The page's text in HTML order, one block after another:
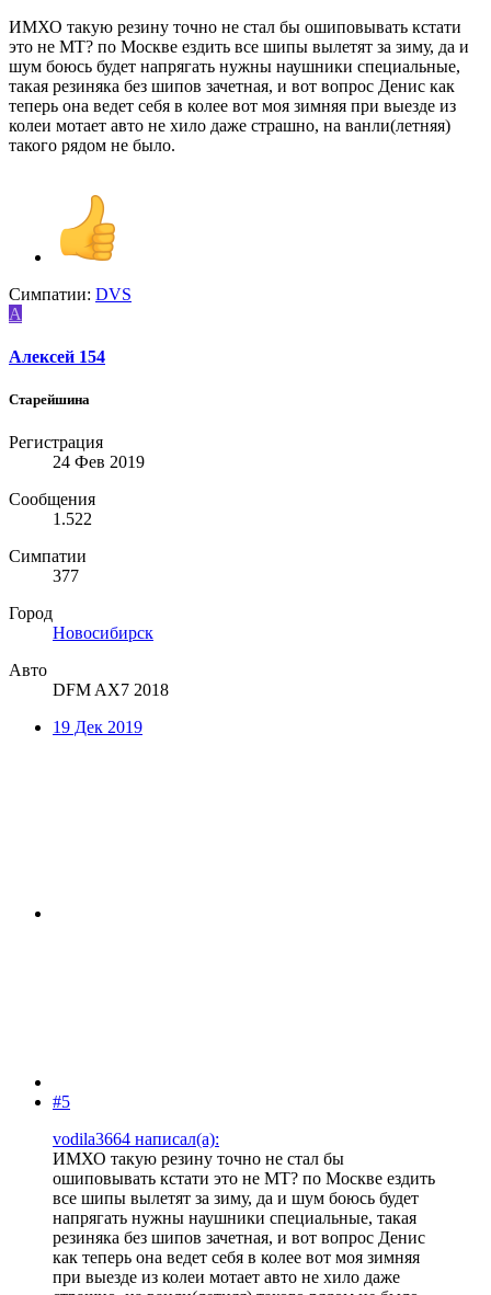
ИМХО такую резину точно не стал бы ошиповывать кстати
это не МТ? по Москве ездить все шипы вылетят за зиму, да и
шум боюсь будет напрягать нужны наушники специальные,
такая резиняка без шипов зачетная, и вот вопрос Денис как
теперь она ведет себя в колее вот моя зимняя при выезде из
колеи мотает авто не хило даже страшно, на ванли(летняя)
такого рядом не было.
Симпатии: DVS
А
Алексей 154
Старейшина
Регистрация
24 Фев 2019
Сообщения
1.522
Симпатии
377
Город
Новосибирск
Авто
DFM AX7 2018
19 Дек 2019
#5
vodila3664 написал(а):
ИМХО такую резину точно не стал бы
ошиповывать кстати это не МТ? по Москве ездить
все шипы вылетят за зиму, да и шум боюсь будет
напрягать нужны наушники специальные, такая
резиняка без шипов зачетная, и вот вопрос Денис
как теперь она ведет себя в колее вот моя зимняя
при выезде из колеи мотает авто не хило даже